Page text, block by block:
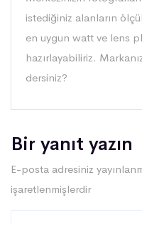
istediğiniz alanların
en uygun watt ve lens
hazırlayabiliriz.
dersiniz?
Bir yanıt yazın
E-posta adresiniz
işaretlenmişlerdir